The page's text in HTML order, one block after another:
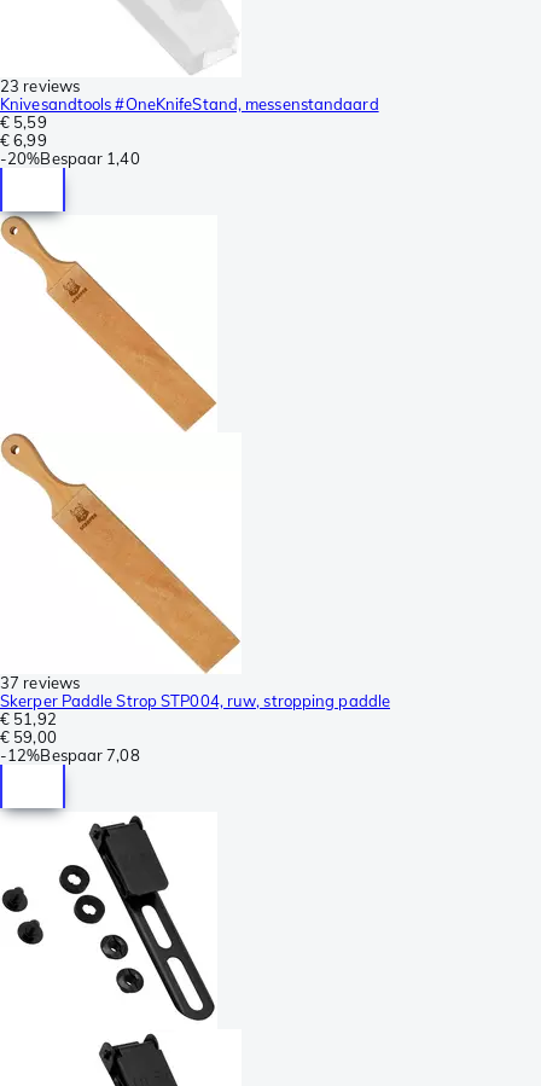
23 reviews
Knivesandtools #OneKnifeStand, messenstandaard
€ 5,59
€ 6,99
-20%Bespaar 1,40
37 reviews
Skerper Paddle Strop STP004, ruw, stropping paddle
€ 51,92
€ 59,00
-12%Bespaar 7,08